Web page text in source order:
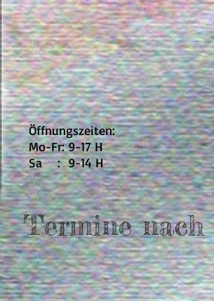
Öffnungszeiten:
Mo-Fr: 9-17 H
Sa : 9-14 H
Termine nach